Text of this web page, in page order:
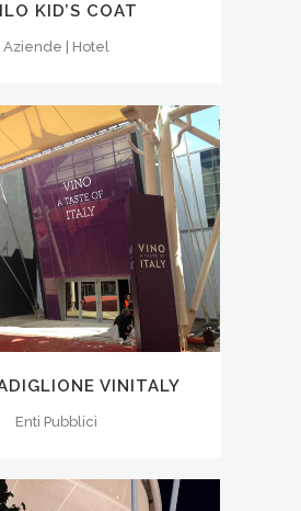
KID’S COAT
Aziende | Hotel
VINITALY
Enti Pubblici